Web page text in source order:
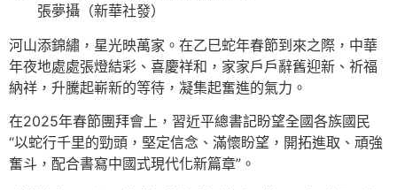
張夢攝（新華社發）
河山添錦繡，星光映萬家。在乙巳蛇年春節到來之際，中華
年夜地處處張燈結彩、喜慶祥和，家家戶戶辭舊迎新、祈福
納祥，升騰起嶄新的等待，凝集起奮進的氣力。
在2025年春節團拜會上，習近平總書記盼望全國各族國民
“以蛇行千里的勁頭，堅定信念、滿懷盼望，開拓進取、頑強
奮斗，配合書寫中國式現代化新篇章”。